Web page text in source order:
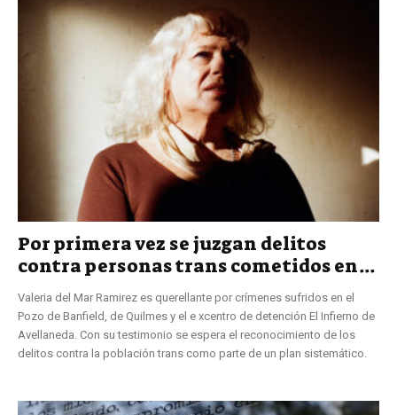
Por primera vez se juzgan delitos
contra personas trans cometidos en...
Valeria del Mar Ramirez es querellante por crímenes sufridos en el
Pozo de Banfield, de Quilmes y el e xcentro de detención El Infierno de
Avellaneda. Con su testimonio se espera el reconocimiento de los
delitos contra la población trans como parte de un plan sistemático.